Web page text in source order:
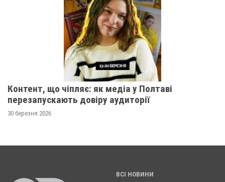
Контент, що чіпляє: як медіа у Полтаві
перезапускають довіру аудиторії
30 березня 2026
ВСІ НОВИНИ